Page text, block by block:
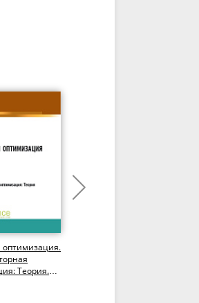
оптимизация.
Теория.